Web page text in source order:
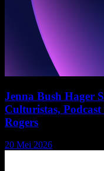
Jenna Bush Hager
Culturistas,
Rogers
20 Mei 2026